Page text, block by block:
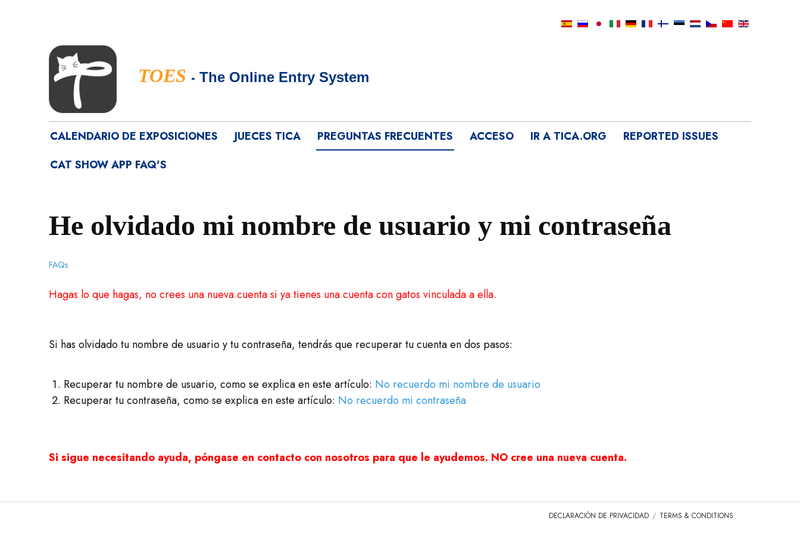
TOES - The Online Entry System
CALENDARIO DE EXPOSICIONES JUECES TICA PREGUNTAS FRECUENTES ACCESO IR A TICA.ORG
REPORTED ISSUES
CAT SHOW APP FAQ'S
He olvidado mi nombre de usuario y mi contraseña
FAQs
Hagas lo que hagas, no crees una nueva cuenta si ya tienes una cuenta con gatos vinculada a ella.
Si has olvidado tu nombre de usuario y tu contraseña, tendrás que recuperar tu cuenta en dos pasos:
Recuperar tu nombre de usuario, como se explica en este artículo: No recuerdo mi nombre de usuario
Recuperar tu contraseña, como se explica en este artículo: No recuerdo mi contraseña
Si sigue necesitando ayuda, póngase en contacto con nosotros para que le ayudemos. NO cree una nueva cuenta.
DECLARACIÓN DE PRIVACIDAD TERMS & CONDITIONS